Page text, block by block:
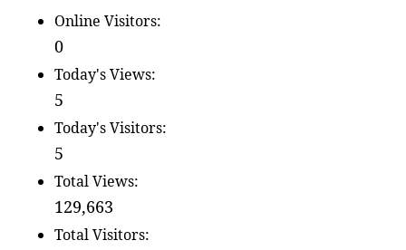
Online Visitors:
0
Today's Views:
5
Today's Visitors:
5
Total Views:
129,663
Total Visitors: